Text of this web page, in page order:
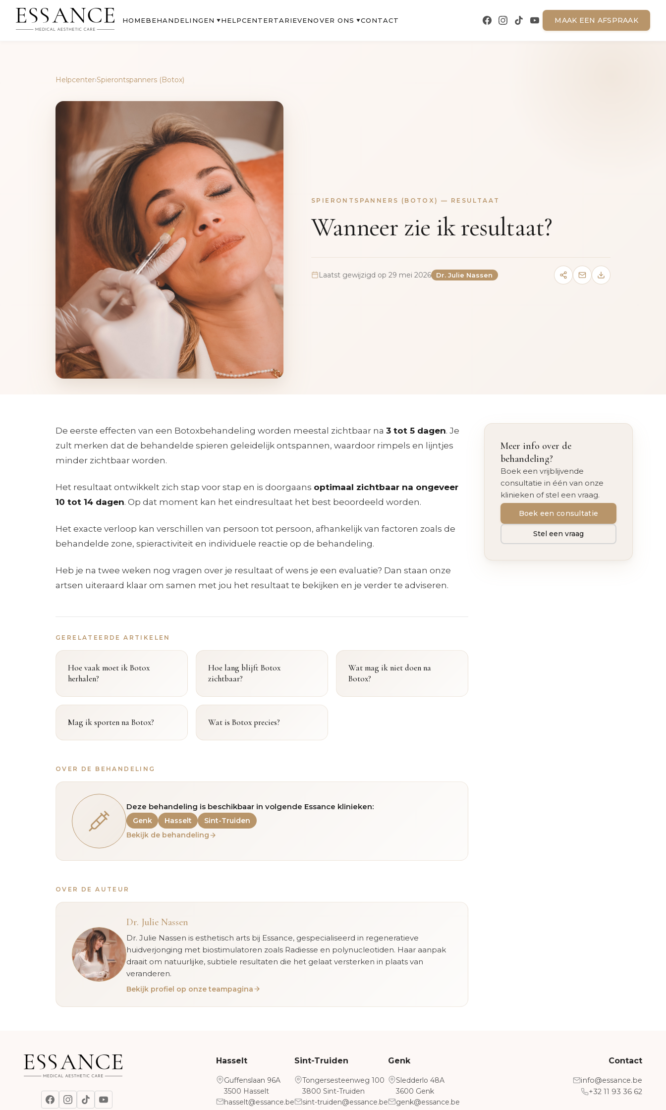
HOMEBEHANDELINGEN ▼ HELPCENTERTARIEVENOVER ONS ▼CONTACT MAAK EEN AFSPRAAK
Helpcenter›Spierontspanners (Botox)
SPIERONTSPANNERS (BOTOX) — RESULTAAT
Wanneer zie ik resultaat?
Laatst gewijzigd op 29 mei 2026 Dr. Julie Nassen
De eerste effecten van een Botoxbehandeling worden meestal zichtbaar na 3 tot 5 dagen. Je
zult merken dat de behandelde spieren geleidelijk ontspannen, waardoor rimpels en lijntjes
minder zichtbaar worden.
Het resultaat ontwikkelt zich stap voor stap en is doorgaans optimaal zichtbaar na ongeveer
10 tot 14 dagen. Op dat moment kan het eindresultaat het best beoordeeld worden.
Het exacte verloop kan verschillen van persoon tot persoon, afhankelijk van factoren zoals de
behandelde zone, spieractiviteit en individuele reactie op de behandeling.
Heb je na twee weken nog vragen over je resultaat of wens je een evaluatie? Dan staan onze
artsen uiteraard klaar om samen met jou het resultaat te bekijken en je verder te adviseren.
GERELATEERDE ARTIKELEN
Hoe vaak moet ik Botox
herhalen?
Hoe lang blijft Botox
zichtbaar?
Wat mag ik niet doen na
Botox?
Mag ik sporten na Botox? Wat is Botox precies?
OVER DE BEHANDELING
Deze behandeling is beschikbaar in volgende Essance klinieken:
Genk Hasselt
Sint-Truiden
Bekijk de behandeling
OVER DE AUTEUR
Dr. Julie Nassen
Dr. Julie Nassen is esthetisch arts bij Essance, gespecialiseerd in regeneratieve
huidverjonging met biostimulatoren zoals Radiesse en polynucleotiden. Haar aanpak
draait om natuurlijke, subtiele resultaten die het gelaat versterken in plaats van
veranderen.
Bekijk profiel op onze teampagina
Meer info over de
behandeling?
Boek een vrijblijvende
consultatie in één van onze
klinieken of stel een vraag.
Boek een consultatie
Stel een vraag
Hasselt
Guffenslaan 96A
3500 Hasselt
hasselt@essance.be
Sint-Truiden
Tongersesteenweg 100
3800 Sint-Truiden
sint-truiden@essance.be
Genk
Sledderlo 48A
3600 Genk
genk@essance.be
Contact
info@essance.be
+32 11 93 36 62